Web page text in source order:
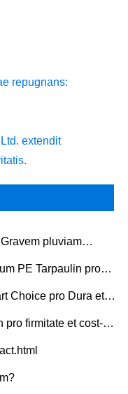
repugnans:
extendit
pluviam
PE Tarpaulin pro
Choice pro Dura et
pro firmitate et cost-